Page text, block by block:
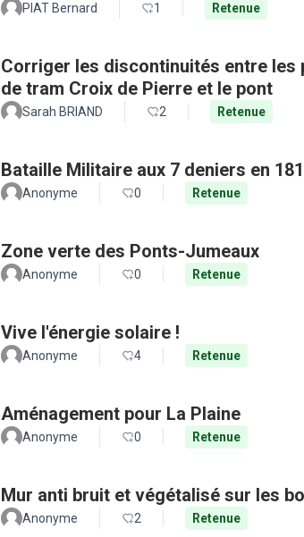
PIAT Bernard 1 Retenue
Corriger les discontinuités entre les
de tram Croix de Pierre et le pont
Sarah BRIAND 2 Retenue
Bataille Militaire aux 7 deniers en
Anonyme 0 Retenue
Zone verte des Ponts-Jumeaux
Anonyme 0 Retenue
Vive l'énergie solaire !
Anonyme 4 Retenue
Aménagement pour La Plaine
Anonyme 0 Retenue
Mur anti bruit et végétalisé sur les
Anonyme 2 Retenue